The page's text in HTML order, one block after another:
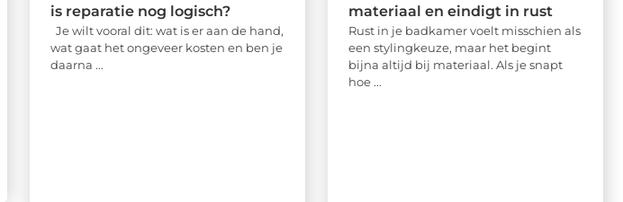
is reparatie nog logisch?
Je wilt vooral dit: wat is er aan de hand,
wat gaat het ongeveer kosten en ben je
daarna ...
materiaal en eindigt in rust
Rust in je badkamer voelt misschien als
een stylingkeuze, maar het begint
bijna altijd bij materiaal. Als je snapt
hoe ...